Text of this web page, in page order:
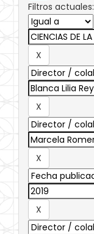
Filtros actuales: